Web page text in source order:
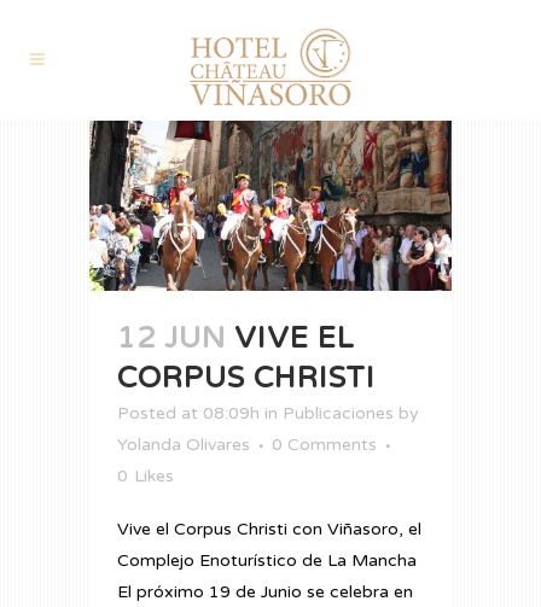
12 JUN VIVE EL
CORPUS CHRISTI
Posted at 08:09h in Publicaciones by
Yolanda Olivares
0 Comments
0 Likes
Vive el Corpus Christi con Viñasoro, el
Complejo Enoturístico de La Mancha
El próximo 19 de Junio se celebra en